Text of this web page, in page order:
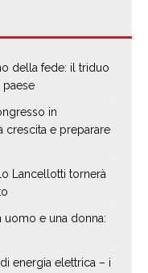
della fede: il triduo
paese
in
crescita e preparare
Lancellotti tornerà
uomo e una donna:
energia elettrica – i